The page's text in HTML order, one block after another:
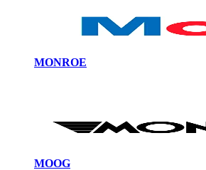
MONROE
MOOG